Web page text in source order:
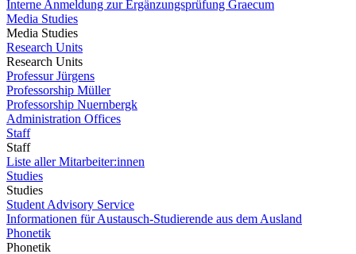
Interne Anmeldung zur Ergänzungsprüfung Graecum
Media Studies
Media Studies
Research Units
Research Units
Professur Jürgens
Professorship Müller
Professorship Nuernbergk
Administration Offices
Staff
Staff
Liste aller Mitarbeiter:innen
Studies
Studies
Student Advisory Service
Informationen für Austausch-Studierende aus dem Ausland
Phonetik
Phonetik